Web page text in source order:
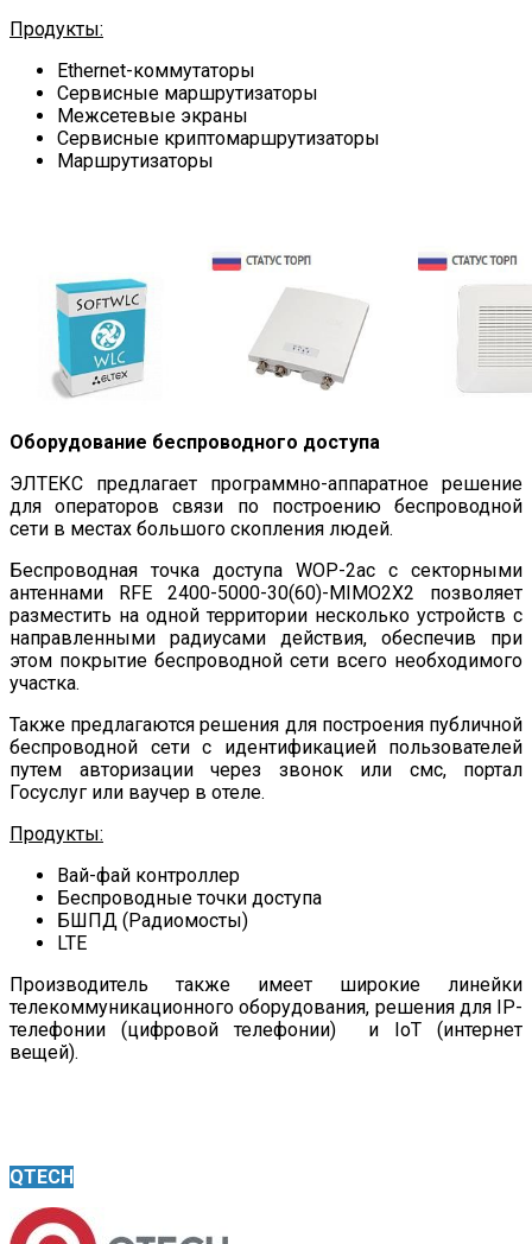
Продукты:
Ethernet-коммутаторы
Сервисные маршрутизаторы
Межсетевые экраны
Сервисные криптомаршрутизаторы
Маршрутизаторы
Оборудование беспроводного доступа
ЭЛТЕКС предлагает программно-аппаратное решение
для операторов связи по построению беспроводной
сети в местах большого скопления людей.
Беспроводная точка доступа WOP-2ac с секторными
антеннами RFE 2400-5000-30(60)-MIMO2X2 позволяет
разместить на одной территории несколько устройств с
направленными радиусами действия, обеспечив при
этом покрытие беспроводной сети всего необходимого
участка.
Также предлагаются решения для построения публичной
беспроводной сети с идентификацией пользователей
путем авторизации через звонок или смс, портал
Госуслуг или ваучер в отеле.
Продукты:
Вай-фай контроллер
Беспроводные точки доступа
БШПД (Радиомосты)
LTE
Производитель также имеет широкие линейки
телекоммуникационного оборудования, решения для IP-
телефонии (цифровой телефонии) и IoT (интернет
вещей).
QTECH